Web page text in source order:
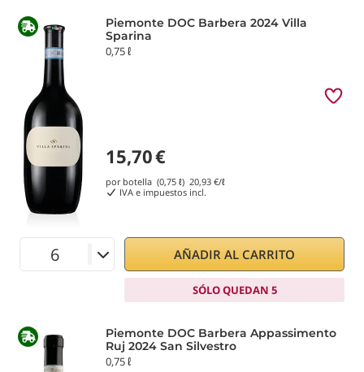
Piemonte DOC Barbera 2024 Villa
Sparina
0,75 ℓ
15,70€
por botella (0,75 ℓ) 20,93 €/ℓ
IVA e impuestos incl.
AÑADIR AL CARRITO
SÓLO QUEDAN 5
Piemonte DOC Barbera Appassimento
Ruj 2024 San Silvestro
0,75 ℓ